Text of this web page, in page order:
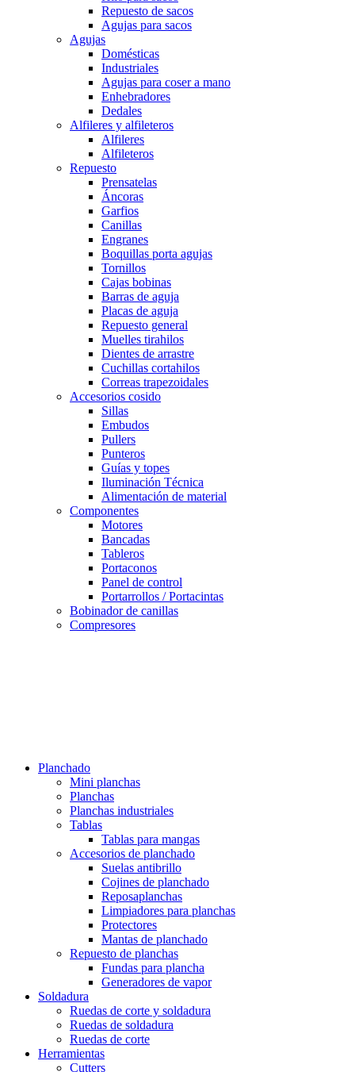
Repuesto de sacos
Agujas para sacos
Agujas
Domésticas
Industriales
Agujas para coser a mano
Enhebradores
Dedales
Alfileres y alfileteros
Alfileres
Alfileteros
Repuesto
Prensatelas
Áncoras
Garfios
Canillas
Engranes
Boquillas porta agujas
Tornillos
Cajas bobinas
Barras de aguja
Placas de aguja
Repuesto general
Muelles tirahilos
Dientes de arrastre
Cuchillas cortahilos
Correas trapezoidales
Accesorios cosido
Sillas
Embudos
Pullers
Punteros
Guías y topes
Iluminación Técnica
Alimentación de material
Componentes
Motores
Bancadas
Tableros
Portaconos
Panel de control
Portarrollos / Portacintas
Bobinador de canillas
Compresores
Planchado
Mini planchas
Planchas
Planchas industriales
Tablas
Tablas para mangas
Accesorios de planchado
Suelas antibrillo
Cojines de planchado
Reposaplanchas
Limpiadores para planchas
Protectores
Mantas de planchado
Repuesto de planchas
Fundas para plancha
Generadores de vapor
Soldadura
Ruedas de corte y soldadura
Ruedas de soldadura
Ruedas de corte
Herramientas
Cutters